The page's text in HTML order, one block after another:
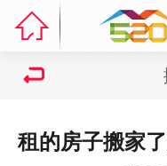

租的房子搬家